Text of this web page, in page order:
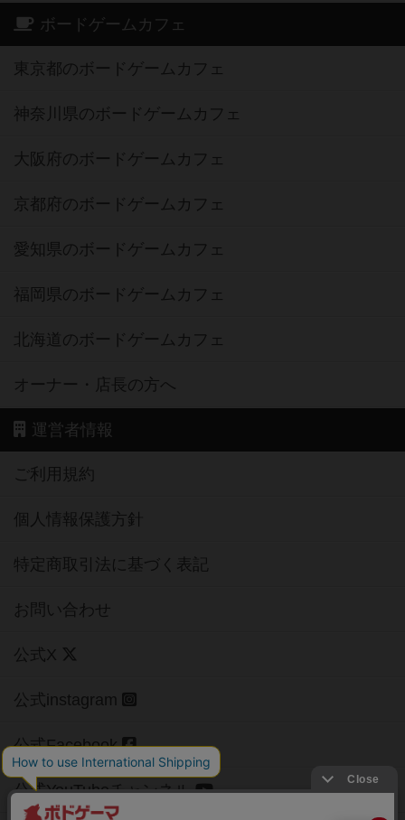
ボードゲームカフェ
東京都のボードゲームカフェ
神奈川県のボードゲームカフェ
大阪府のボードゲームカフェ
京都府のボードゲームカフェ
愛知県のボードゲームカフェ
福岡県のボードゲームカフェ
北海道のボードゲームカフェ
オーナー・店長の方へ
運営者情報
ご利用規約
個人情報保護方針
特定商取引法に基づく表記
お問い合わせ
公式X
公式instagram
公式Facebook
公式YouTubeチャンネル